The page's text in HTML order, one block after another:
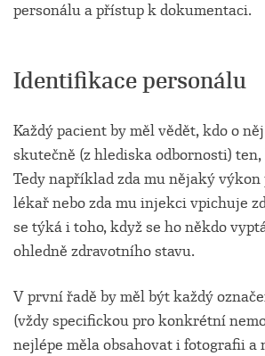
personálu a přístup k dokumentaci.
Identifikace personálu
Každý pacient by měl vědět, kdo o
skutečně (z hlediska odbornosti)
Tedy například zda mu nějaký výkon
lékař nebo zda mu injekci vpichuje
se týká i toho, když se ho někdo
ohledně zdravotního stavu.
V první řadě by měl být každý
(vždy specifickou pro konkrétní
nejlépe měla obsahovat i fotografii a